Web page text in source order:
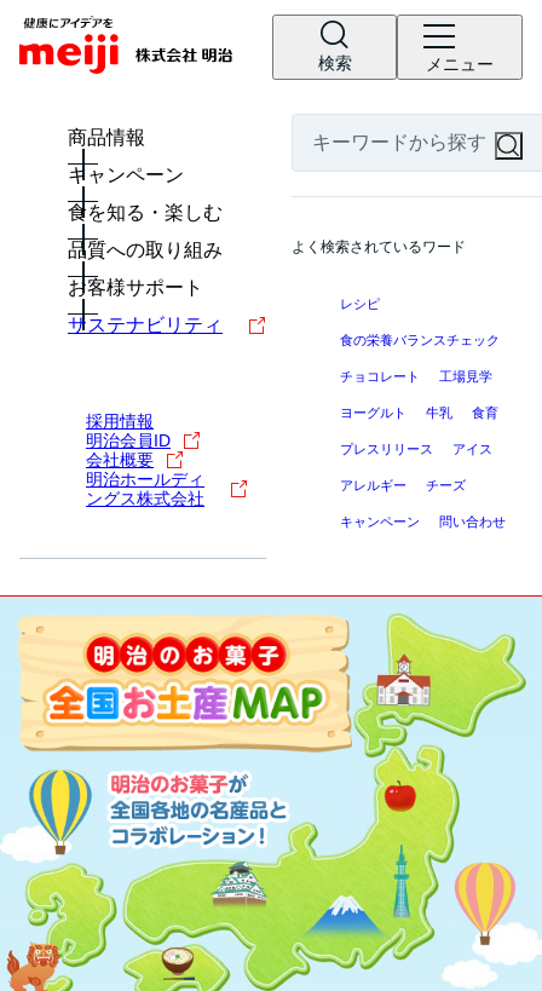
検索 メニュー
商品情報
キャンペーン
食を知る・楽しむ
品質への取り組み
お客様サポート
サステナビリティ
採用情報
明治会員ID
会社概要
明治ホールディ
ングス株式会社
よく検索されているワード
レシピ
食の栄養バランスチェック
チョコレート 工場見学
ヨーグルト 牛乳 食育
プレスリリース アイス
アレルギー チーズ
キャンペーン 問い合わせ